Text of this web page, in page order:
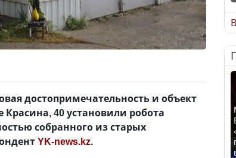
достопримечательность и объект
40 установили робота
собранного из старых
YK-news.kz.